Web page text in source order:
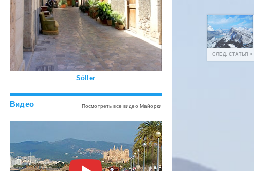
СЛЕД. СТАТЬЯ >
Sóller
Видео Посмотреть все видео Майорки